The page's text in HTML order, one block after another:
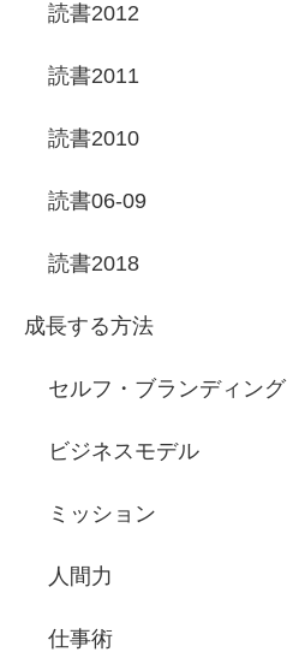
読書2012
読書2011
読書2010
読書06-09
読書2018
成長する方法
セルフ・ブランディング
ビジネスモデル
ミッション
人間力
仕事術